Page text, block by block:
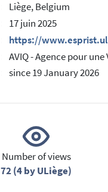
Liège, Belgium
17 juin 2025
https://
AVIQ - Agence pour
since 19 January 2026
Number of views
72 (4 by ULiège)